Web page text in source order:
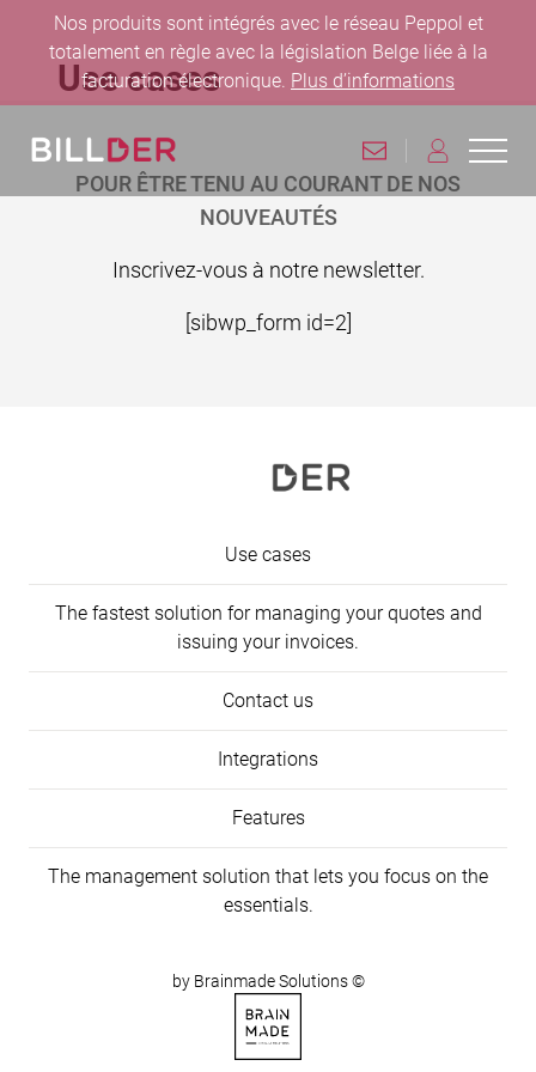
Nos produits sont intégrés avec le réseau Peppol et
totalement en règle avec la législation Belge liée à la
facturation électronique. Plus d’informations
Retourner à la page d'accueil
CONTACTCONNEXION
Use cases
INFOS
Use cases
The fastest solution for managing your quotes and
issuing your invoices.
Contact us
Integrations
Features
The management solution that lets you focus on the
essentials.
by Brainmade Solutions ©
Voir le site Brainmade
POUR ÊTRE TENU AU COURANT DE NOS
NOUVEAUTÉS
Inscrivez-vous à notre newsletter.
[sibwp_form id=2]